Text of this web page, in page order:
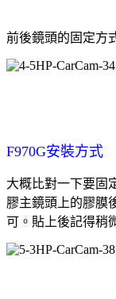
前後鏡頭的固定方
F970G安裝方式
大概比對一下要固
膠主鏡頭上的膠膜
可。貼上後記得稍